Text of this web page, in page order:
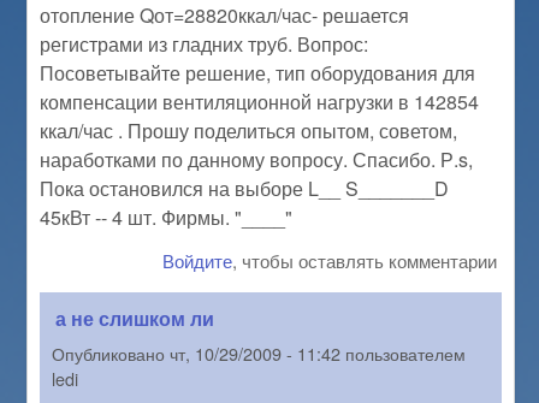
отопление Qот=28820ккал/час- решается
регистрами из гладних труб. Вопрос:
Посоветывайте решение, тип оборудования для
компенсации вентиляционной нагрузки в 142854
ккал/час . Прошу поделиться опытом, советом,
наработками по данному вопросу. Спасибо. Р.s,
Пока остановился на выборе L__ S_______D
45кВт -- 4 шт. Фирмы. "____"
Войдите, чтобы оставлять комментарии
а не слишком ли
Опубликованочт, 10/29/2009 - 11:42 пользователем
ledi